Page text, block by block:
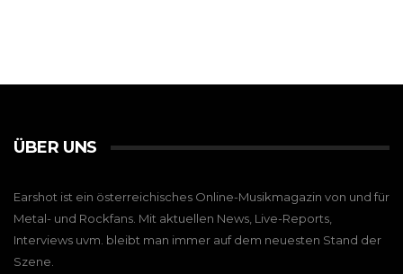
ÜBER UNS
Earshot ist ein österreichisches Online-Musikmagazin von und für
Metal- und Rockfans. Mit aktuellen News, Live-Reports,
Interviews uvm. bleibt man immer auf dem neuesten Stand der
Szene.